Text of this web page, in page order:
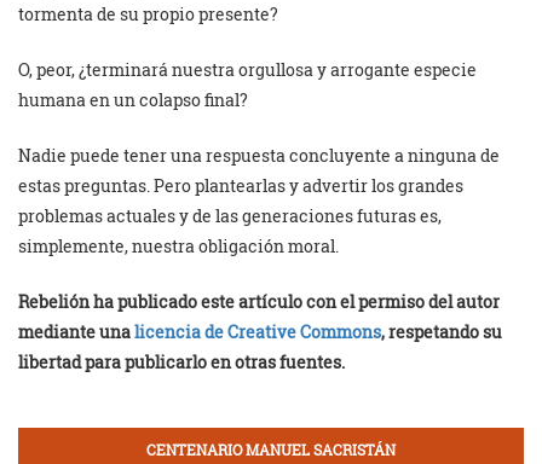
tormenta de su propio presente?
O, peor, ¿terminará nuestra orgullosa y arrogante especie
humana en un colapso final?
Nadie puede tener una respuesta concluyente a ninguna de
estas preguntas. Pero plantearlas y advertir los grandes
problemas actuales y de las generaciones futuras es,
simplemente, nuestra obligación moral.
Rebelión ha publicado este artículo con el permiso del autor
mediante unalicencia de Creative Commons, respetando su
libertad para publicarlo en otras fuentes.
CENTENARIO MANUEL SACRISTÁN